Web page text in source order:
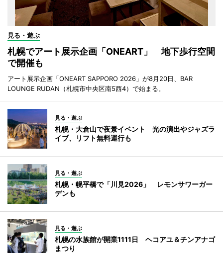
見る・遊ぶ
札幌でアート展示企画「ONEART」 地下歩行空間
で開催も
アート展示企画「ONEART SAPPORO 2026」が8月20日、BAR
LOUNGE RUDAN（札幌市中央区南5西4）で始まる。
見る・遊ぶ
札幌・大倉山で夜景イベント 光の演出やジャズラ
イブ、リフト無料運行も
見る・遊ぶ
札幌・幌平橋で「川見2026」 レモンサワーガー
デンも
見る・遊ぶ
札幌の水族館が開業1111日 ヘコアユ＆チンアナゴ
まつり